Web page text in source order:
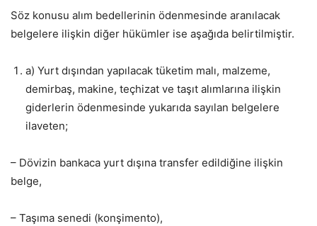
Söz konusu alım bedellerinin ödenmesinde aranılacak
belgelere ilişkin diğer hükümler ise aşağıda belirtilmiştir.
a) Yurt dışından yapılacak tüketim malı, malzeme,
demirbaş, makine, teçhizat ve taşıt alımlarına ilişkin
giderlerin ödenmesinde yukarıda sayılan belgelere
ilaveten;
– Dövizin bankaca yurt dışına transfer edildiğine ilişkin
belge,
– Taşıma senedi (konşimento),